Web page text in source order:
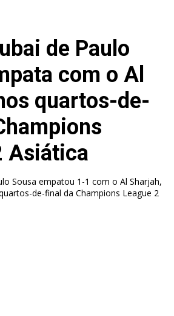
de Paulo
com o Al
quartos-de-
Asiática
Sousa empatou 1-1 com o Al Sharjah,
de-final da Champions League 2